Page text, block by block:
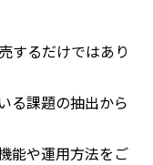
するだけではあり
る課題の抽出から
能や運用方法をご